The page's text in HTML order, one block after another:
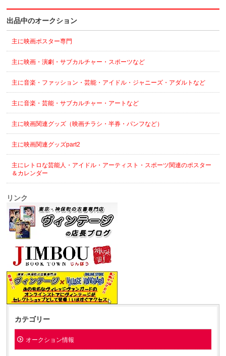
出品中のオークション
主に映画ポスター専門
主に映画・演劇・サブカルチャー・スポーツなど
主に音楽・ファッション・芸能・アイドル・ジャニーズ・アダルトなど
主に音楽・芸能・サブカルチャー・アートなど
主に映画関連グッズ（映画チラシ・半券・パンフなど）
主に映画関連グッズpart2
主にレトロな芸能人・アイドル・アーティスト・スポーツ関連のポスター
＆カレンダー
リンク
カテゴリー
オークション情報